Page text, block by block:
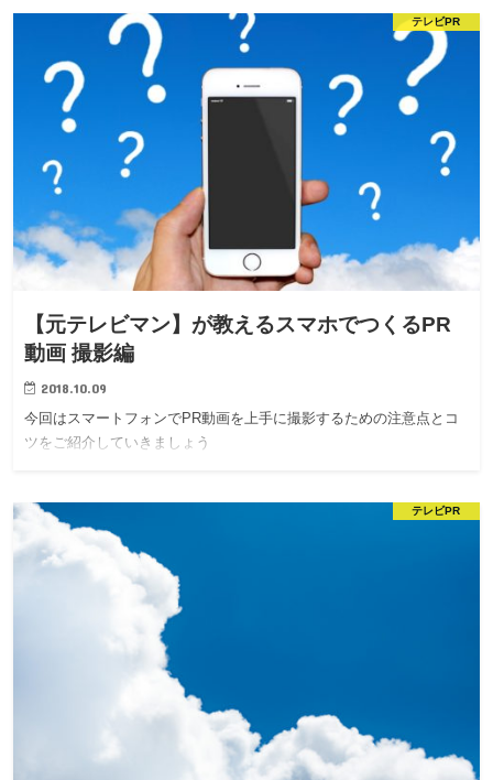
テレビPR
【元テレビマン】が教えるスマホでつくるPR
動画 撮影編
2018.10.09
今回はスマートフォンでPR動画を上手に撮影するための注意点とコ
ツをご紹介していきましょう
テレビPR